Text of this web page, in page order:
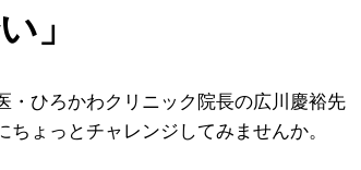
」
ひろかわクリニック院長の広川慶裕先
ょっとチャレンジしてみませんか。